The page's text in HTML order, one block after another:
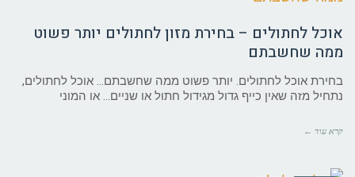
אוכל לחתולים – בחירת מזון לחתולים יותר פשוט
ממה שחשבתם
בחירת אוכל לחתולים. יותר פשוט ממה שחשבתם… אוכל לחתולים,
נתחיל מזה שאין כייף גדול מגידול חתול או שניים… או המוני
קרא עוד ←